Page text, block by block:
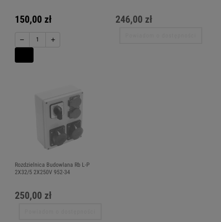
150,00 zł
− +
246,00 zł
Rozdzielnica Budowlana Rb L-P
2X32/5 2X250V 952-34
250,00 zł